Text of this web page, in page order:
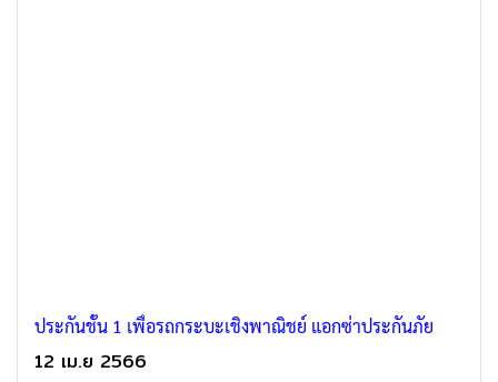
ประกันชั้น 1 เพื่อรถกระบะเชิงพาณิชย์ แอกซ่าประกันภัย
12 เม.ย 2566